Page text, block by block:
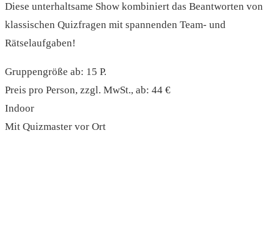
Diese unterhaltsame Show kombiniert das Beantworten von
klassischen Quizfragen mit spannenden Team- und
Rätselaufgaben!
Gruppengröße ab: 15 P.
Preis pro Person, zzgl. MwSt., ab: 44 €
Indoor
Mit Quizmaster vor Ort